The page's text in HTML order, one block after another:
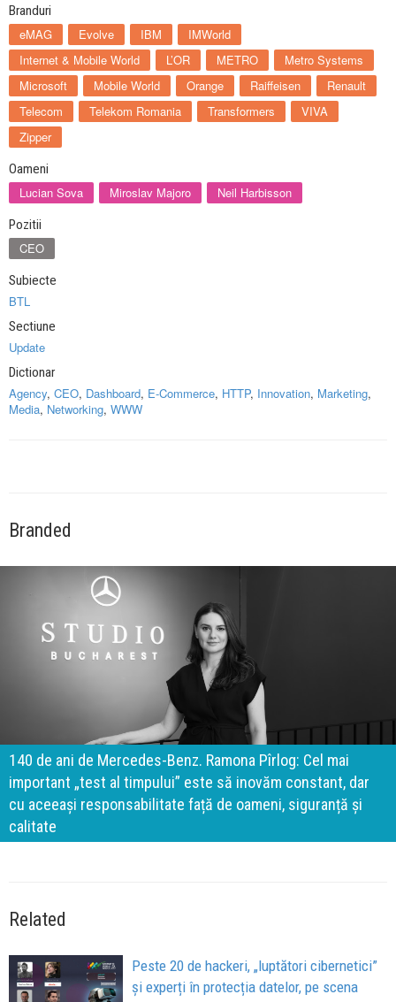
Branduri
eMAG Evolve IBM
IMWorld
Internet & Mobile World
L’OR METRO
Metro Systems
Microsoft
Mobile World Orange Raiffeisen
Renault
Telecom
Telekom Romania Transformers
VIVA
Zipper
Oameni
Lucian Sova Miroslav Majoro Neil Harbisson
Pozitii
CEO
Subiecte
BTL
Sectiune
Update
Dictionar
Agency, CEO, Dashboard, E-Commerce, HTTP, Innovation, Marketing,
Media, Networking, WWW
Branded
140 de ani de Mercedes-Benz. Ramona Pîrlog: Cel mai
important „test al timpului” este să inovăm constant, dar
cu aceeași responsabilitate față de oameni, siguranță și
calitate
Related
Peste 20 de hackeri, „luptători cibernetici”
și experți în protecția datelor, pe scena